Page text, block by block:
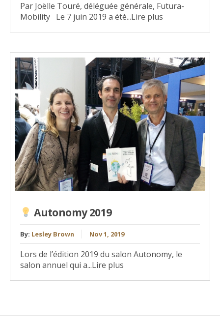
Par Joëlle Touré, déléguée générale, Futura-
Mobility Le 7 juin 2019 a été...Lire plus
Autonomy 2019
By: Lesley Brown Nov 1, 2019
Lors de l’édition 2019 du salon Autonomy, le
salon annuel qui a...Lire plus